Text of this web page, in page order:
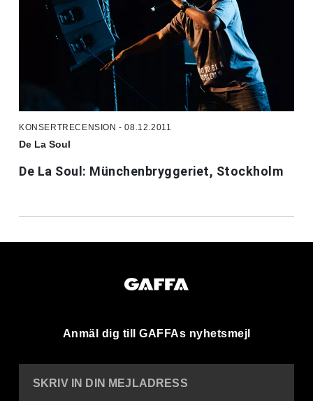
KONSERTRECENSION - 08.12.2011
De La Soul
De La Soul: Münchenbryggeriet, Stockholm
Anmäl dig till GAFFAs nyhetsmejl
SKRIV IN DIN MEJLADRESS